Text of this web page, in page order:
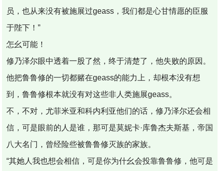
员，也从来没有被施展过geass，我们都是心甘情愿的臣服
于陛下！”
怎幺可能！
修乃泽尔眼中透着一股了然，终于清楚了，他失败的原因。
他把鲁鲁修的一切都赌在geass的能力上，却根本没有想
到，鲁鲁修根本就没有对这些非人类施展geass。
不，不对，尤菲米亚和科内利亚他们的话，修乃泽尔还会相
信，可是眼前的人是谁，那可是莫妮卡·库鲁杰夫斯基，帝国
八大名门，曾经险些被鲁鲁修灭族的家族。
“其她人我也想会相信，可是你为什幺会投靠鲁鲁修，他可是